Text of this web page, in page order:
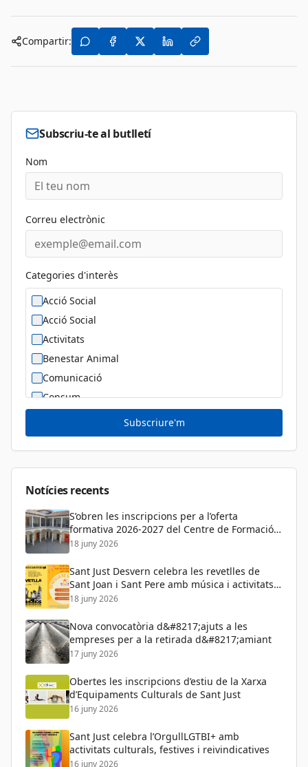
Compartir:
Subscriu-te al butlletí
Nom
Correu electrònic
Categories d'interès
Acció Social
Acció Social
Activitats
Benestar Animal
Comunicació
Consum
Diversitat Sexual i de Gènere
Dona
Subscriure'm
Notícies recents
S’obren les inscripcions per a l’oferta
formativa 2026-2027 del Centre de Formació
de Persones Adultes
18 juny 2026
Sant Just Desvern celebra les revetlles de
Sant Joan i Sant Pere amb música i activitats
per a tots els públics
18 juny 2026
Nova convocatòria d&#8217;ajuts a les
empreses per a la retirada d&#8217;amiant
17 juny 2026
Obertes les inscripcions d’estiu de la Xarxa
d’Equipaments Culturals de Sant Just
16 juny 2026
Sant Just celebra l’OrgullLGTBI+ amb
activitats culturals, festives i reivindicatives
16 juny 2026